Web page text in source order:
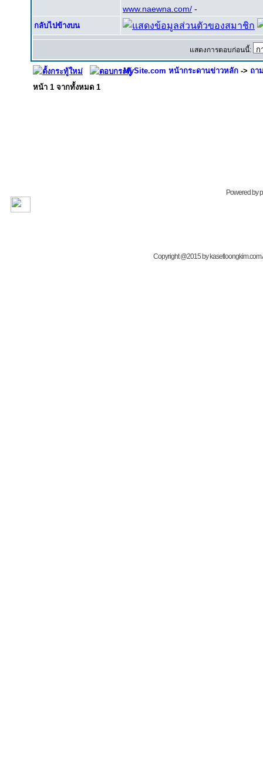
www.naewna.com/ -
กลับไปข้างบน
แสดงการตอบก่อนนี้:
MySite.com หน้ากระดานข่าวหลัก -> ถา
หน้า 1 จากทั้งหมด 1
Powered by
Copyright @2015 by kasetloongkim.com